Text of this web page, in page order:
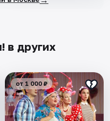
в других
от 1 000 ₽